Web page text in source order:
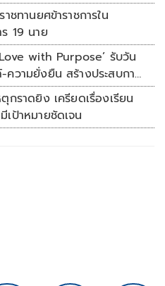
าชทานยศข้าราชการใน
19 นาย
with Purpose’ รับวัน
ความยั่งยืน สร้างประสบกา
หมาย
กราดยิง เครียดเรื่องเรียน
ป้าหมายชัดเจน